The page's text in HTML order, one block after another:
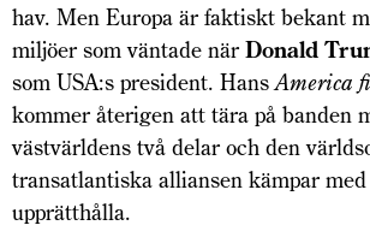
hav. Men Europa är faktiskt bekant
miljöer som väntade när Donald
som USA:s president. HansAmerica
kommer återigen att tära på banden
västvärldens två delar och den
transatlantiska alliansen kämpar
upprätthålla.